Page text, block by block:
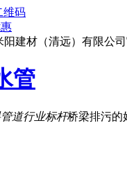
维码
建材（清远）有限公司
管
道行业标杆桥梁排污的